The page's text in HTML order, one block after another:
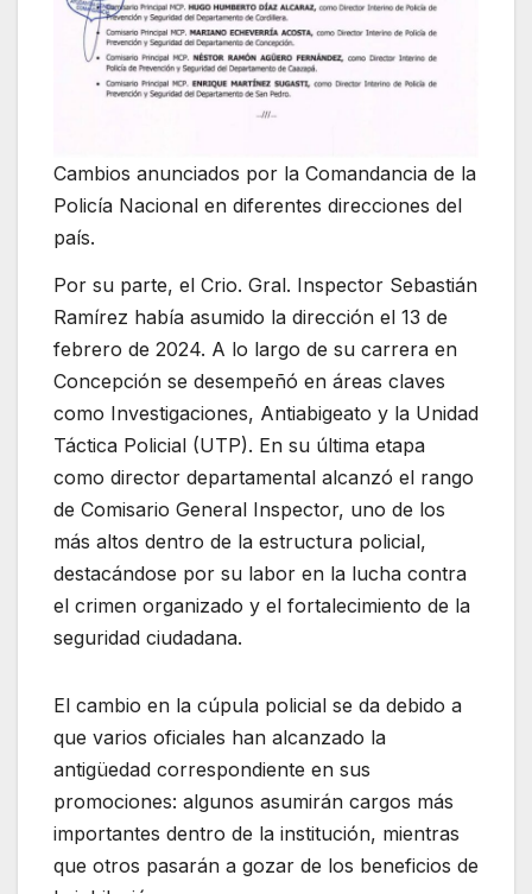
Cambios anunciados por la Comandancia de la
Policía Nacional en diferentes direcciones del
país.
Por su parte, el Crio. Gral. Inspector Sebastián
Ramírez había asumido la dirección el 13 de
febrero de 2024. A lo largo de su carrera en
Concepción se desempeñó en áreas claves
como Investigaciones, Antiabigeato y la Unidad
Táctica Policial (UTP). En su última etapa
como director departamental alcanzó el rango
de Comisario General Inspector, uno de los
más altos dentro de la estructura policial,
destacándose por su labor en la lucha contra
el crimen organizado y el fortalecimiento de la
seguridad ciudadana.
El cambio en la cúpula policial se da debido a
que varios oficiales han alcanzado la
antigüedad correspondiente en sus
promociones: algunos asumirán cargos más
importantes dentro de la institución, mientras
que otros pasarán a gozar de los beneficios de